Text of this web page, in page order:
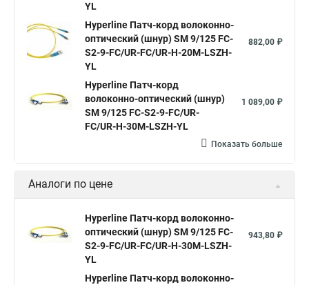
YL
Hyperline Патч-корд волоконно-
оптический (шнур) SM 9/125 FC-
S2-9-FC/UR-FC/UR-H-20M-LSZH-
YL
882,00 ₽
Hyperline Патч-корд
волоконно-оптический (шнур)
SM 9/125 FC-S2-9-FC/UR-
FC/UR-H-30M-LSZH-YL
1 089,00 ₽
Показать больше
Аналоги по цене
Hyperline Патч-корд волоконно-
оптический (шнур) SM 9/125 FC-
S2-9-FC/UR-FC/UR-H-30M-LSZH-
YL
943,80 ₽
Hyperline Патч-корд волоконно-